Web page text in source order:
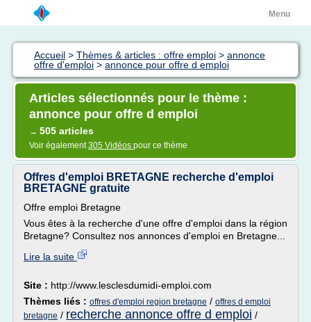
Menu
Accueil > Thèmes & articles : offre emploi > annonce
offre d'emploi > annonce pour offre d emploi
Articles sélectionnés pour le thème :
annonce pour offre d emploi
→ 505 articles
Voir également305 Vidéos pour ce thème
Offres d'emploi BRETAGNE recherche d'emploi
BRETAGNE gratuite
Offre emploi Bretagne
Vous êtes à la recherche d'une offre d'emploi dans la région
Bretagne? Consultez nos annonces d'emploi en Bretagne...
Lire la suite
Site : http://www.lesclesdumidi-emploi.com
Thèmes liés : offres d'emploi region bretagne / offres d emploi
bretagne / recherche annonce offre d emploi /